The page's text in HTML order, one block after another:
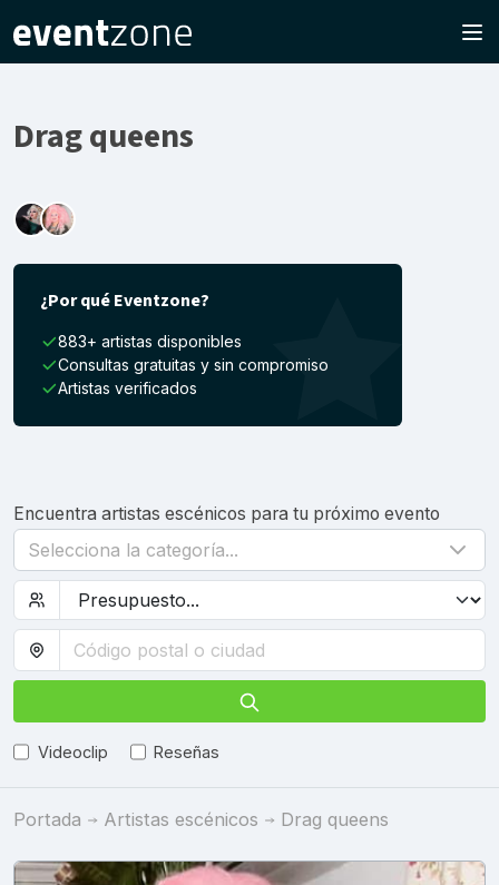
Drag queens
¿Por qué Eventzone?
883+ artistas disponibles
Consultas gratuitas y sin compromiso
Artistas verificados
Encuentra artistas escénicos para tu próximo evento
Selecciona la categoría...
Videoclip Reseñas
Portada Artistas escénicos Drag queens